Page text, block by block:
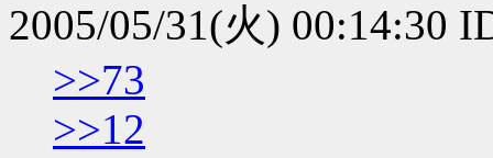
2005/05/31(火) 00:14:30
>>73
>>12